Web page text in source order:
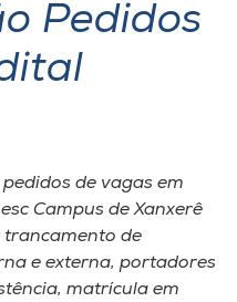
Pedidos
de vagas em
Campus de Xanxerê
trancamento de
e externa, portadores
matrícula em